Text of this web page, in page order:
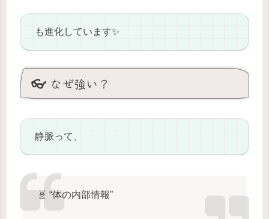
も進化しています✨
👓 なぜ強い？
静脈って、
🧬 “体の内部情報”